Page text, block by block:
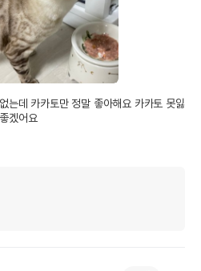
는데 카카토만 정말 좋아해요 카카토 못잃
겠어요